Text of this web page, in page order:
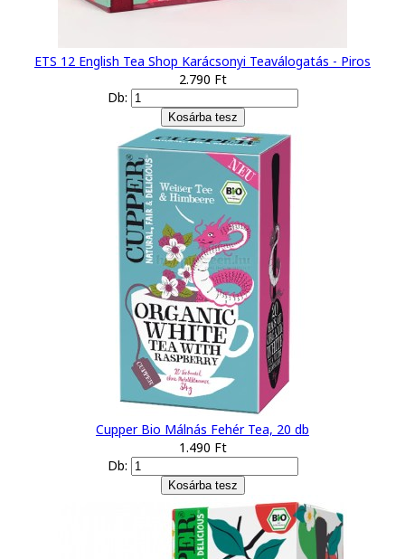
ETS 12 English Tea Shop Karácsonyi Teaválogatás - Piros
2.790 Ft
Db:
Cupper Bio Málnás Fehér Tea, 20 db
1.490 Ft
Db: